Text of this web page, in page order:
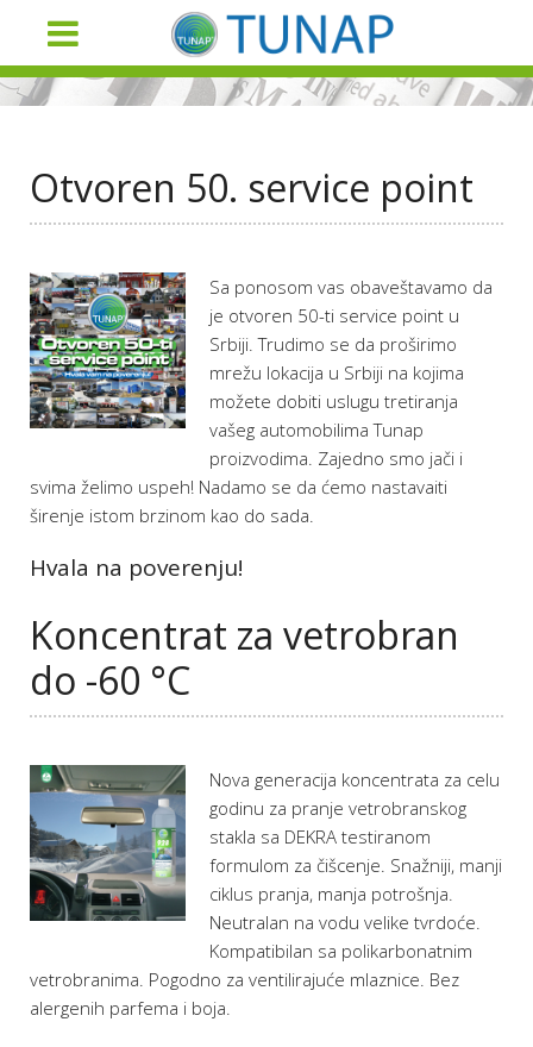
Otvoren 50. service point
Sa ponosom vas obaveštavamo da
je otvoren 50-ti service point u
Srbiji. Trudimo se da proširimo
mrežu lokacija u Srbiji na kojima
možete dobiti uslugu tretiranja
vašeg automobilima Tunap
proizvodima. Zajedno smo jači i
svima želimo uspeh! Nadamo se da ćemo nastavaiti
širenje istom brzinom kao do sada.
Hvala na poverenju!
Koncentrat za vetrobran
do -60 °C
Nova generacija koncentrata za celu
godinu za pranje vetrobranskog
stakla sa DEKRA testiranom
formulom za čišcenje. Snažniji, manji
ciklus pranja, manja potrošnja.
Neutralan na vodu velike tvrdoće.
Kompatibilan sa polikarbonatnim
vetrobranima. Pogodno za ventilirajuće mlaznice. Bez
alergenih parfema i boja.